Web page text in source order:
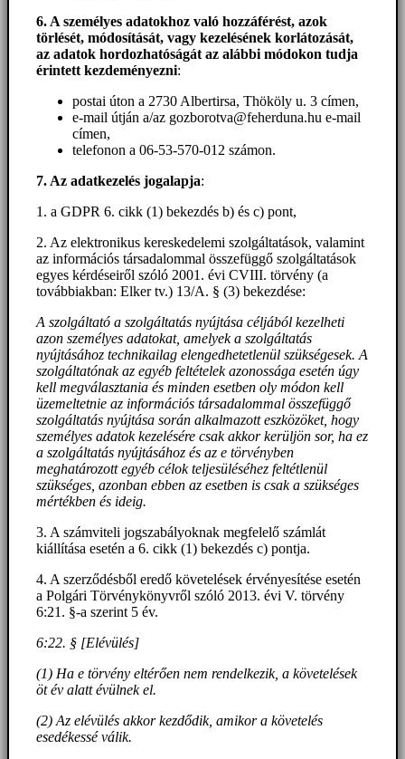
6. A személyes adatokhoz való hozzáférést, azok
törlését, módosítását, vagy kezelésének korlátozását,
az adatok hordozhatóságát az alábbi módokon tudja
érintett kezdeményezni:
postai úton a 2730 Albertirsa, Thököly u. 3 címen,
e-mail útján a/az gozborotva@feherduna.hu e-mail
címen,
telefonon a 06-53-570-012 számon.
7. Az adatkezelés jogalapja:
1. a GDPR 6. cikk (1) bekezdés b) és c) pont,
2. Az elektronikus kereskedelemi szolgáltatások, valamint
az információs társadalommal összefüggő szolgáltatások
egyes kérdéseiről szóló 2001. évi CVIII. törvény (a
továbbiakban: Elker tv.) 13/A. § (3) bekezdése:
A szolgáltató a szolgáltatás nyújtása céljából kezelheti
azon személyes adatokat, amelyek a szolgáltatás
nyújtásához technikailag elengedhetetlenül szükségesek. A
szolgáltatónak az egyéb feltételek azonossága esetén úgy
kell megválasztania és minden esetben oly módon kell
üzemeltetnie az információs társadalommal összefüggő
szolgáltatás nyújtása során alkalmazott eszközöket, hogy
személyes adatok kezelésére csak akkor kerüljön sor, ha ez
a szolgáltatás nyújtásához és az e törvényben
meghatározott egyéb célok teljesüléséhez feltétlenül
szükséges, azonban ebben az esetben is csak a szükséges
mértékben és ideig.
3. A számviteli jogszabályoknak megfelelő számlát
kiállítása esetén a 6. cikk (1) bekezdés c) pontja.
4. A szerződésből eredő követelések érvényesítése esetén
a Polgári Törvénykönyvről szóló 2013. évi V. törvény
6:21. §-a szerint 5 év.
6:22. § [Elévülés]
(1) Ha e törvény eltérően nem rendelkezik, a követelések
öt év alatt évülnek el.
(2) Az elévülés akkor kezdődik, amikor a követelés
esedékessé válik.